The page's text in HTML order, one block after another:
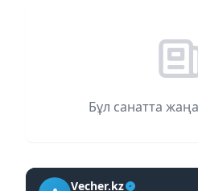
Бұл санатта
Vecher.kz